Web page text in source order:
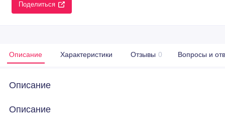
Поделиться
Описание Характеристики Отзывы 0 Вопросы и
Описание
Описание